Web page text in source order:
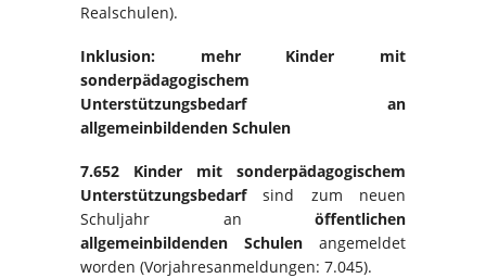
Realschulen).
Inklusion: mehr Kinder mit
sonderpädagogischem
Unterstützungsbedarf an
allgemeinbildenden Schulen
7.652 Kinder mit sonderpädagogischem
Unterstützungsbedarfsind zum neuen
Schuljahr an öffentlichen
allgemeinbildenden Schulen angemeldet
worden (Vorjahresanmeldungen: 7.045).